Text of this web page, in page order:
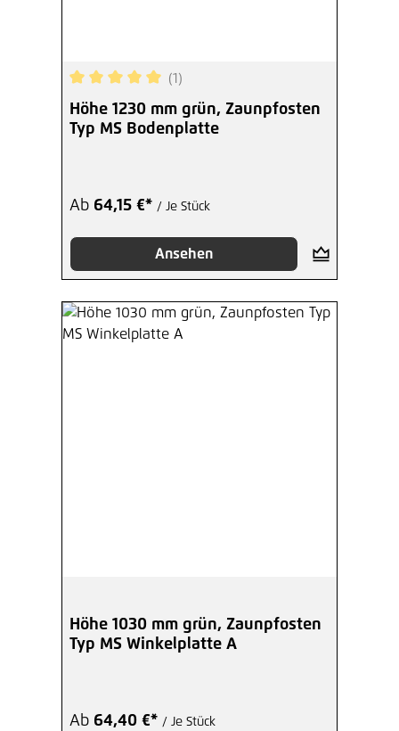
Durchschnittliche Bewertung von 5 von 5
(1)
Höhe 1230 mm grün, Zaunpfosten
Typ MS Bodenplatte
Ab 64,15 €* / Je Stück
Ansehen
Höhe 1030 mm grün, Zaunpfosten
Typ MS Winkelplatte A
Ab 64,40 €* / Je Stück